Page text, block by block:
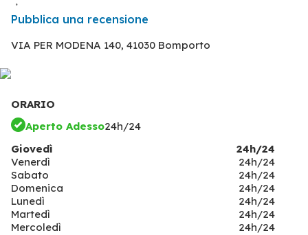
Pubblica una recensione
VIA PER MODENA 140, 41030 Bomporto
ORARIO
Aperto Adesso24h/24
Giovedì
24h/24
Venerdì
24h/24
Sabato
24h/24
Domenica
24h/24
Lunedì
24h/24
Martedì
24h/24
Mercoledì
24h/24